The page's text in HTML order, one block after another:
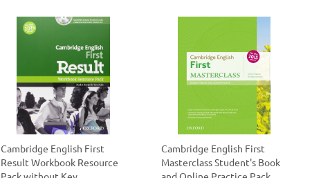
Cambridge English First
Result Workbook Resource
Cambridge English First
Masterclass Student's Book